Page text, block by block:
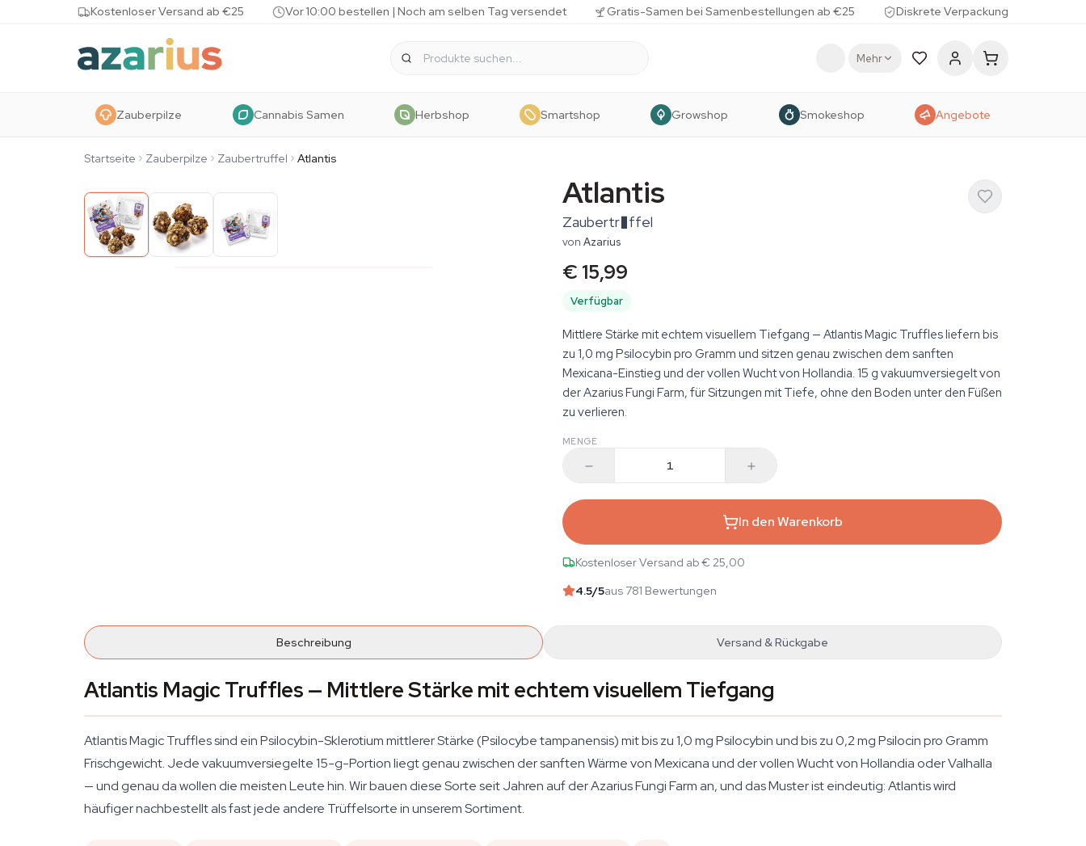
Skip to contentKostenloser Versand ab €25 Vor 10:00 bestellen | Noch am selben Tag versendet Gratis-Samen bei Samenbestellungen ab €25 Diskrete Verpackung
Mehr
Zauberpilze Cannabis Samen Herbshop Smartshop Growshop Smokeshop Angebote
Startseite Zauberpilze Zaubertruffel Atlantis
Atlantis
Zaubertr�ffel
von Azarius
€ 15,99
Verfügbar
Mittlere Stärke mit echtem visuellem Tiefgang — Atlantis Magic Truffles liefern bis
zu 1,0 mg Psilocybin pro Gramm und sitzen genau zwischen dem sanften
Mexicana-Einstieg und der vollen Wucht von Hollandia. 15 g vakuumversiegelt von
der Azarius Fungi Farm, für Sitzungen mit Tiefe, ohne den Boden unter den Füßen
zu verlieren.
MENGE
In den Warenkorb
Kostenloser Versand ab € 25,00
4.5/5aus 781 Bewertungen
Beschreibung Versand & Rückgabe
Atlantis Magic Truffles — Mittlere Stärke mit echtem visuellem Tiefgang
Atlantis Magic Truffles sind ein Psilocybin-Sklerotium mittlerer Stärke (Psilocybe tampanensis) mit bis zu 1,0 mg Psilocybin und bis zu 0,2 mg Psilocin pro Gramm
Frischgewicht. Jede vakuumversiegelte 15-g-Portion liegt genau zwischen der sanften Wärme von Mexicana und der vollen Wucht von Hollandia oder Valhalla
— und genau da wollen die meisten Leute hin. Wir bauen diese Sorte seit Jahren auf der Azarius Fungi Farm an, und das Muster ist eindeutig: Atlantis wird
häufiger nachbestellt als fast jede andere Trüffelsorte in unserem Sortiment.